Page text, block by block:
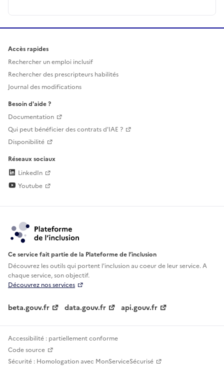
Accès rapides
Rechercher un emploi inclusif
Rechercher des prescripteurs habilités
Journal des modifications
Besoin d'aide ?
Documentation
Qui peut bénéficier des contrats d'IAE ?
Disponibilité
Réseaux sociaux
LinkedIn
Youtube
Ce service fait partie de la Plateforme de l’inclusion
Découvrez les outils qui portent l'inclusion aucoeur de leur service. A
chaque service, son objectif.
Découvrez nos services
beta.gouv.fr data.gouv.fr api.gouv.fr
Accessibilité : partiellement conforme
Code source
Sécurité : Homologation avec MonServiceSécurisé